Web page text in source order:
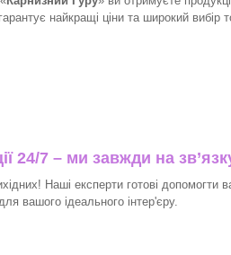
найкращі ціни та широкий вибір
24/7 – ми завжди на
Наші експерти готові допомогти
вашого ідеального інтер'єру.​